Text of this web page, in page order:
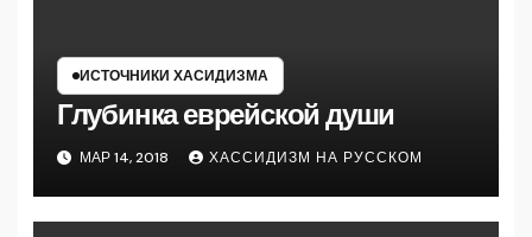
ИСТОЧНИКИ ХАСИДИЗМА
Глубинка еврейской души
МАР 14, 2018 ХАССИДИЗМ НА РУССКОМ